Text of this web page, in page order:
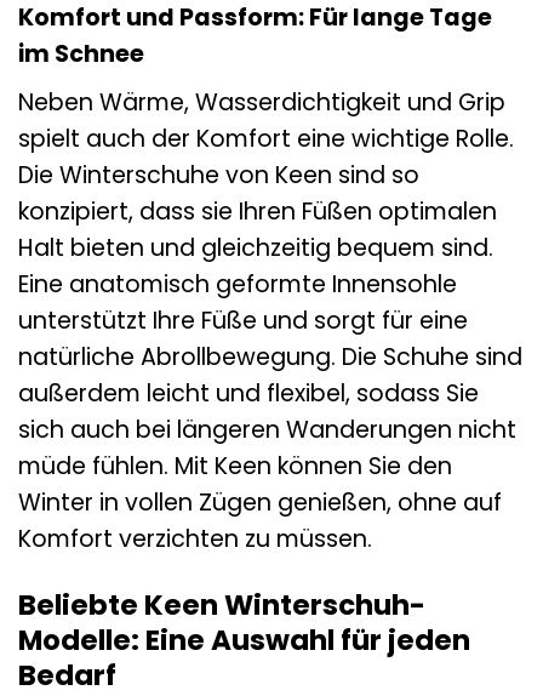
Komfort und Passform: Für lange Tage
im Schnee
Neben Wärme, Wasserdichtigkeit und Grip
spielt auch der Komfort eine wichtige Rolle.
Die Winterschuhe von Keen sind so
konzipiert, dass sie Ihren Füßen optimalen
Halt bieten und gleichzeitig bequem sind.
Eine anatomisch geformte Innensohle
unterstützt Ihre Füße und sorgt für eine
natürliche Abrollbewegung. Die Schuhe sind
außerdem leicht und flexibel, sodass Sie
sich auch bei längeren Wanderungen nicht
müde fühlen. Mit Keen können Sie den
Winter in vollen Zügen genießen, ohne auf
Komfort verzichten zu müssen.
Beliebte Keen Winterschuh-
Modelle: Eine Auswahl für jeden
Bedarf